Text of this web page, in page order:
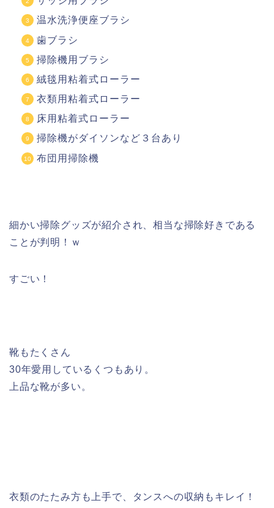
温水洗浄便座ブラシ
歯ブラシ
掃除機用ブラシ
絨毯用粘着式ローラー
衣類用粘着式ローラー
床用粘着式ローラー
掃除機がダイソンなど３台あり
布団用掃除機
細かい掃除グッズが紹介され、相当な掃除好きである
ことが判明！ｗ
すごい！
靴もたくさん
30年愛用しているくつもあり。
上品な靴が多い。
衣類のたたみ方も上手で、タンスへの収納もキレイ！